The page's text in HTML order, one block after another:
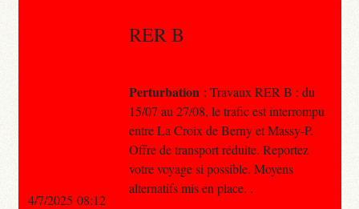
RER B
Perturbation : Travaux RER B : du
15/07 au 27/08, le trafic est interrompu
entre La Croix de Berny et Massy-P.
Offre de transport réduite. Reportez
votre voyage si possible. Moyens
alternatifs mis en place. .
4/7/2025 08:12